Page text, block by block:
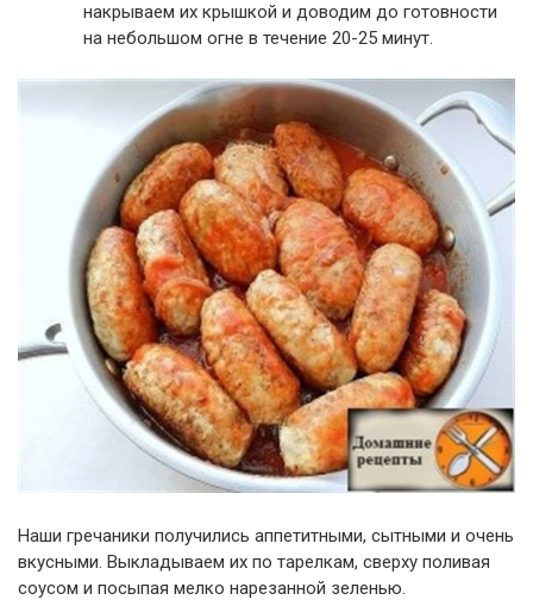
накрываем их крышкой и доводим до готовности
на небольшом огне в течение 20-25 минут.
Наши гречаники получились аппетитными, сытными и очень
вкусными. Выкладываем их по тарелкам, сверху поливая
соусом и посыпая мелко нарезанной зеленью.